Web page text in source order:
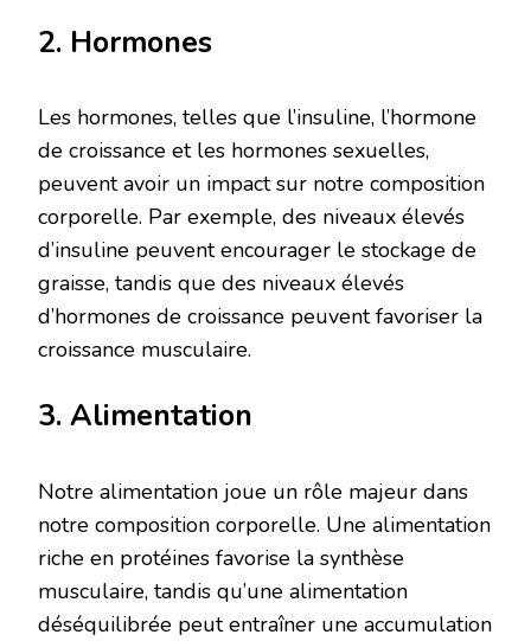
2. Hormones
Les hormones, telles que l’insuline, l’hormone
de croissance et les hormones sexuelles,
peuvent avoir un impact sur notre composition
corporelle. Par exemple, des niveaux élevés
d’insuline peuvent encourager le stockage de
graisse, tandis que des niveaux élevés
d’hormones de croissance peuvent favoriser la
croissance musculaire.
3. Alimentation
Notre alimentation joue un rôle majeur dans
notre composition corporelle. Une alimentation
riche en protéines favorise la synthèse
musculaire, tandis qu’une alimentation
déséquilibrée peut entraîner une accumulation